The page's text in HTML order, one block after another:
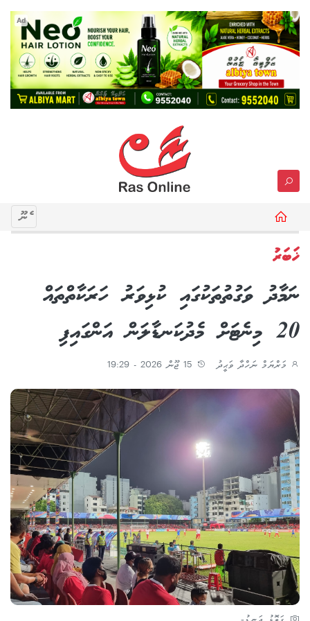
Ad
މެނޫ
ޚަބަރު
ނަމާދު ވަގުތުތަކުގައި ކުޅިވަރު ހަރަކާތްތައް
20 މިނެޓަށް މެދުކަނޑާލަން އަންގައިފި
މަރްޔަމް ނަހްދާ ވަޙީދު